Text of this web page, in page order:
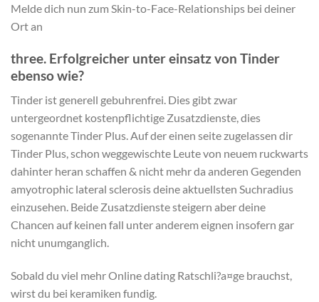
Melde dich nun zum Skin-to-Face-Relationships bei deiner
Ort an
three. Erfolgreicher unter einsatz von Tinder
ebenso wie?
Tinder ist generell gebuhrenfrei. Dies gibt zwar
untergeordnet kostenpflichtige Zusatzdienste, dies
sogenannte Tinder Plus. Auf der einen seite zugelassen dir
Tinder Plus, schon weggewischte Leute von neuem ruckwarts
dahinter heran schaffen & nicht mehr da anderen Gegenden
amyotrophic lateral sclerosis deine aktuellsten Suchradius
einzusehen. Beide Zusatzdienste steigern aber deine
Chancen auf keinen fall unter anderem eignen insofern gar
nicht unumganglich.
Sobald du viel mehr Online dating Ratschli?a¤ge brauchst,
wirst du bei keramiken fundig.